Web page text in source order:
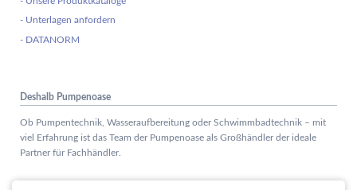
- Unterlagen anfordern
- DATANORM
Deshalb Pumpenoase
Ob Pumpentechnik, Wasseraufbereitung oder Schwimmbadtechnik – mit
viel Erfahrung ist das Team der Pumpenoase als Großhändler der ideale
Partner für Fachhändler.